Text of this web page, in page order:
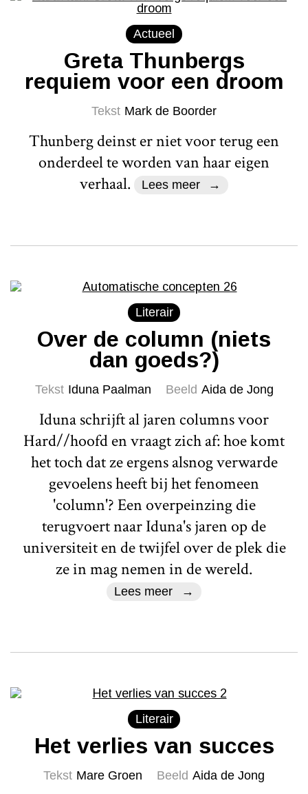
Actueel
Greta Thunbergs
requiem voor een droom
Tekst Mark de Boorder
Thunberg deinst er niet voor terug een
onderdeel te worden van haar eigen
verhaal.
Lees meer
Literair
Over de column (niets
dan goeds?)
Tekst Iduna Paalman Beeld Aida de Jong
Iduna schrijft al jaren columns voor
Hard//hoofd en vraagt zich af: hoe komt
het toch dat ze ergens alsnog verwarde
gevoelens heeft bij het fenomeen
'column'? Een overpeinzing die
terugvoert naar Iduna's jaren op de
universiteit en de twijfel over de plek die
ze in mag nemen in de wereld.
Lees meer
Literair
Het verlies van succes
Tekst Mare Groen Beeld Aida de Jong